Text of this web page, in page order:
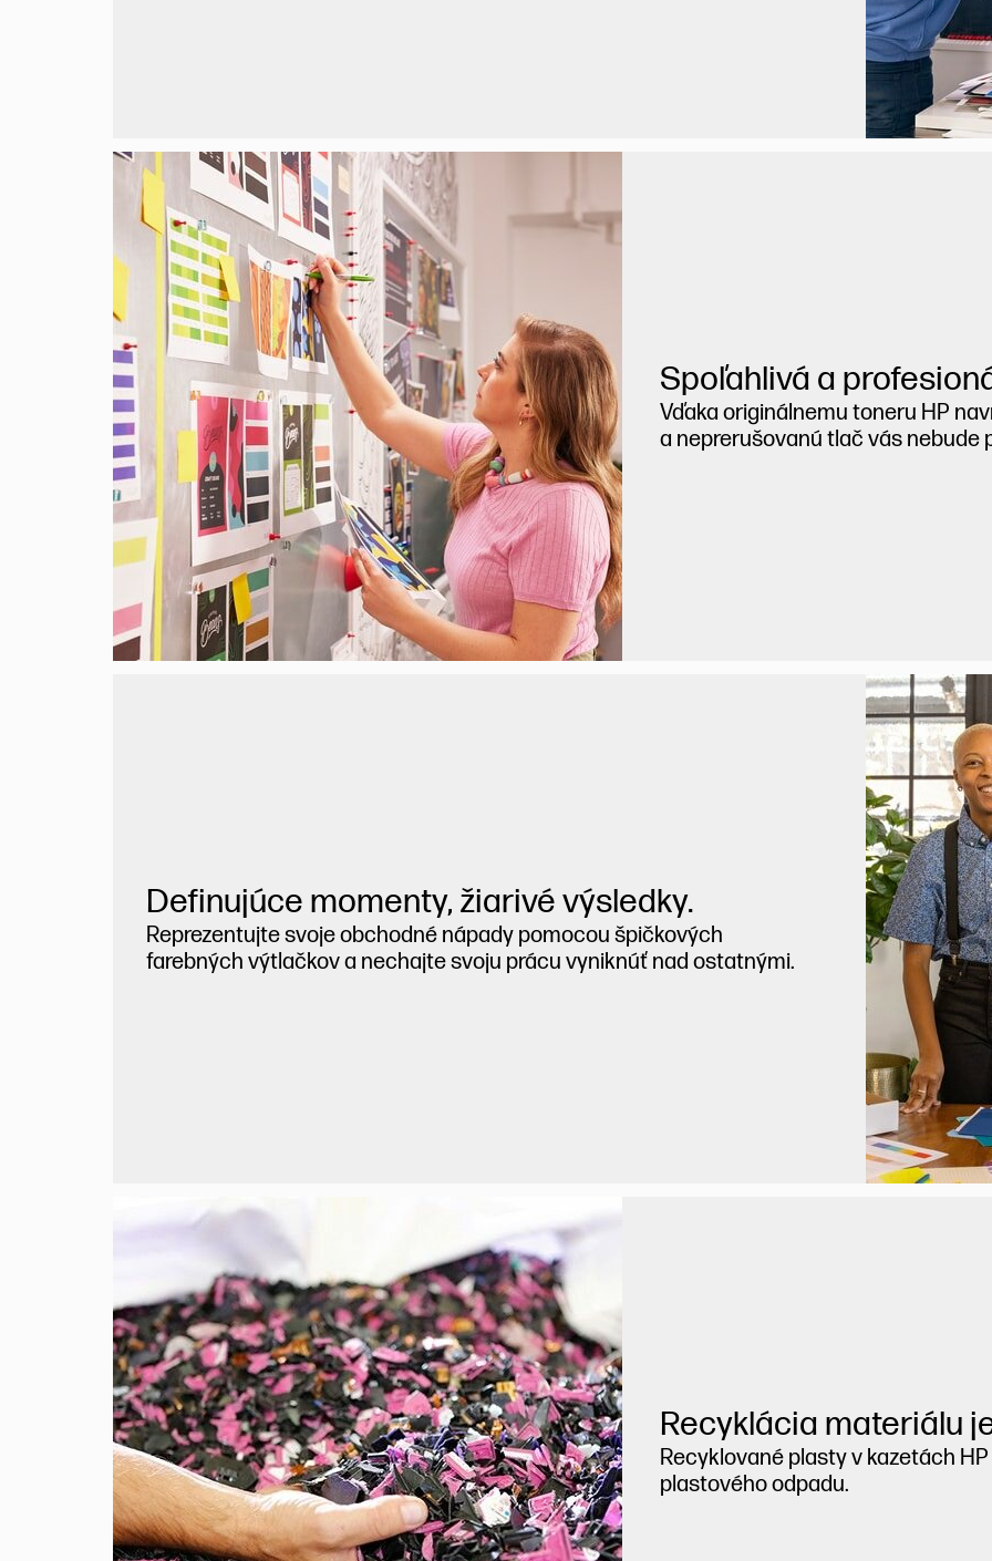
Spoľahlivá a
Vďaka originálnemu toneru HP
a neprerušovanú tlač vás nebude
Definujúce momenty, žiarivé výsledky.
Reprezentujte svoje obchodné nápady pomocou špičkových
farebných výtlačkov a nechajte svoju prácu vyniknúť nad ostatnými.
Recyklácia materiálu
Recyklované plasty v kazetách
plastového odpadu.